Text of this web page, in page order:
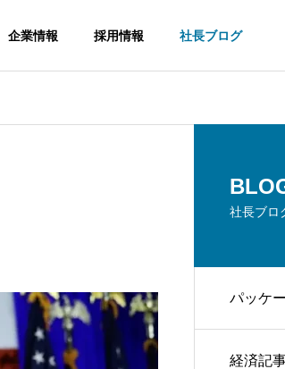
企業情報 採用情報 社長ブログ
Package
沿革
社長ブロ
パッケ
経済記